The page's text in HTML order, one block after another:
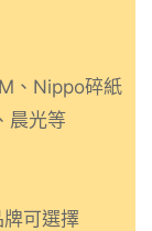
、Nippo碎紙
晨光等
可選擇